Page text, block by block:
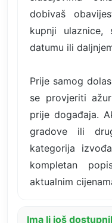
dobivaš
kupnji ulaznice,
datumu ili
Prije samog
se provjeriti
prije događaja.
gradove ili
kategorija
kompletan
aktualnim
Ima li još